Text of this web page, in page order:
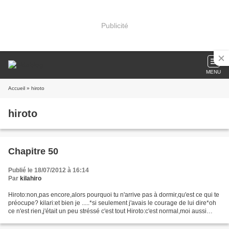
Publicité
MENU
Accueil » hiroto
hiroto
Chapitre 50
Publié le 18/07/2012 à 16:14
Par kilahiro
Hiroto:non,pas encore,alors pourquoi tu n'arrive pas à dormir,qu'est ce qui te
préocupe? kilari:et bien je .....*si seulement j'avais le courage de lui dire*oh
ce n'est rien,j'était un peu stréssé c'est tout Hiroto:c'est normal,moi aussi